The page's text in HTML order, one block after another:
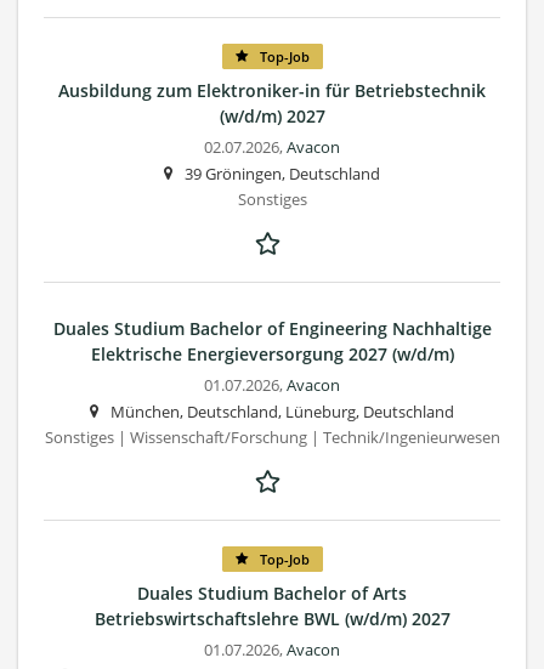
Top-Job
Ausbildung zum Elektroniker-in für Betriebstechnik
(w/d/m) 2027
02.07.2026,Avacon
39 Gröningen, Deutschland
Sonstiges
Duales Studium Bachelor of Engineering Nachhaltige
Elektrische Energieversorgung 2027 (w/d/m)
01.07.2026,Avacon
München, Deutschland, Lüneburg, Deutschland
Sonstiges | Wissenschaft/Forschung | Technik/Ingenieurwesen
Top-Job
Duales Studium Bachelor of Arts
Betriebswirtschaftslehre BWL (w/d/m) 2027
01.07.2026,Avacon